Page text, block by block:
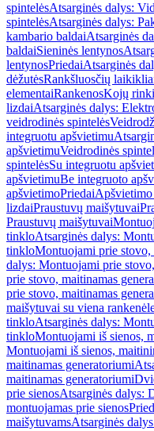
spintelėsAtsarginės dalys:
spintelėsAtsarginės dalys:
kambario baldaiAtsarginės
baldaiSieninės lentynos
lentynosPriedaiAtsarginės
dėžutėsRankšluosčių
elementaiRankenosKojų
lizdaiAtsarginės dalys:
veidrodinės spintelės
integruotu apšvietimu
apšvietimuVeidrodinės
spintelėsSu integruotu
apšvietimuBe integruoto
apšvietimoPriedaiApšvietimo
lizdaiPraustuvų maišytuvai
Praustuvų maišytuvai
tinkloAtsarginės dalys:
tinkloMontuojami prie stovo,
dalys: Montuojami prie
prie stovo, maitinamas
prie stovo, maitinamas
maišytuvai su viena
tinkloAtsarginės dalys:
tinkloMontuojami iš sienos,
Montuojami iš sienos,
maitinamas generatoriumi
maitinamas generatoriumi
prie sienosAtsarginės dalys:
montuojamas prie sienos
maišytuvamsAtsarginės